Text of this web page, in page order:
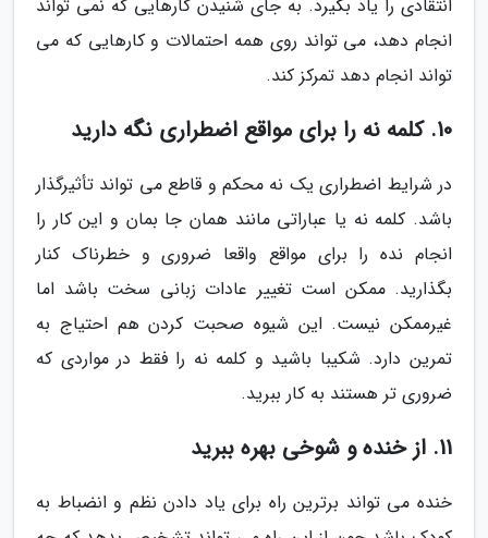
انتقادی را یاد بگیرد. به جای شنیدن کارهایی که نمی تواند
انجام دهد، می تواند روی همه احتمالات و کارهایی که می
تواند انجام دهد تمرکز کند.
10. کلمه نه را برای مواقع اضطراری نگه دارید
در شرایط اضطراری یک نه محکم و قاطع می تواند تأثیرگذار
باشد. کلمه نه یا عباراتی مانند همان جا بمان و این کار را
انجام نده را برای مواقع واقعا ضروری و خطرناک کنار
بگذارید. ممکن است تغییر عادات زبانی سخت باشد اما
غیرممکن نیست. این شیوه صحبت کردن هم احتیاج به
تمرین دارد. شکیبا باشید و کلمه نه را فقط در مواردی که
ضروری تر هستند به کار ببرید.
11. از خنده و شوخی بهره ببرید
خنده می تواند برترین راه برای یاد دادن نظم و انضباط به